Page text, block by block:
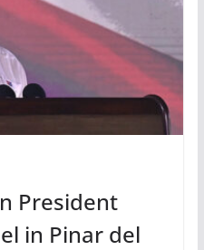
President
in Pinar del